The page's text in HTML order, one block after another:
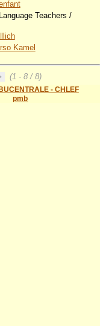
Teachers /
Kamel
(1 - 8 / 8)
BUCENTRALE - CHLEF
pmb